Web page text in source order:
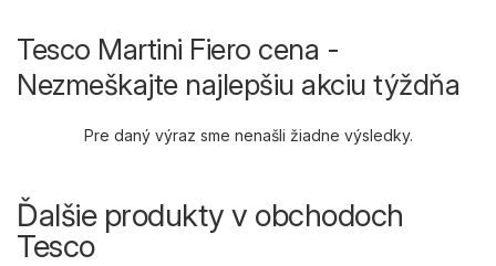
Tesco Martini Fiero cena -
Nezmeškajte najlepšiu akciu týždňa
Pre daný výraz sme nenašli žiadne výsledky.
Ďalšie produkty v obchodoch
Tesco